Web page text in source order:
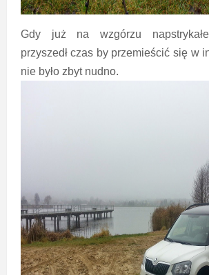
Gdy już na wzgórzu
przyszedł czas by przemieścić się w
nie było zbyt nudno.